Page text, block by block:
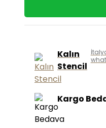
Kalın
Stencil
Kargo